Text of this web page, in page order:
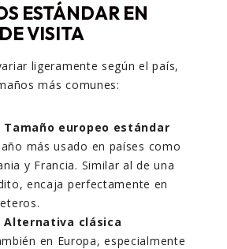
ESTÁNDAR EN
VISITA
ligeramente según el país,
más comunes:
Tamaño europeo estándar
más usado en países como
y Francia. Similar al de una
encaja perfectamente en
Alternativa clásica
en Europa, especialmente